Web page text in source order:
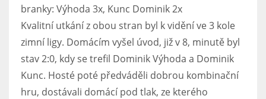
branky: Výhoda 3x, Kunc Dominik 2x
Kvalitní utkání z obou stran byl k vidění ve 3 kole
zimní ligy. Domácím vyšel úvod, již v 8, minutě byl
stav 2:0, kdy se trefil Dominik Výhoda a Dominik
Kunc. Hosté poté předváděli dobrou kombinační
hru, dostávali domácí pod tlak, ze kterého